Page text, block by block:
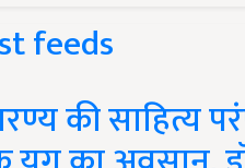
feeds
की साहित्य